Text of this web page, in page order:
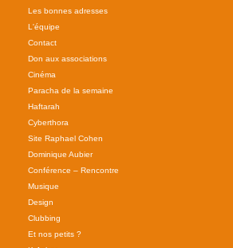
Les bonnes adresses
L'équipe
Contact
Don aux associations
Cinéma
Paracha de la semaine
Haftarah
Cyberthora
Site Raphael Cohen
Dominique Aubier
Conférence – Rencontre
Musique
Design
Clubbing
Et nos petits ?